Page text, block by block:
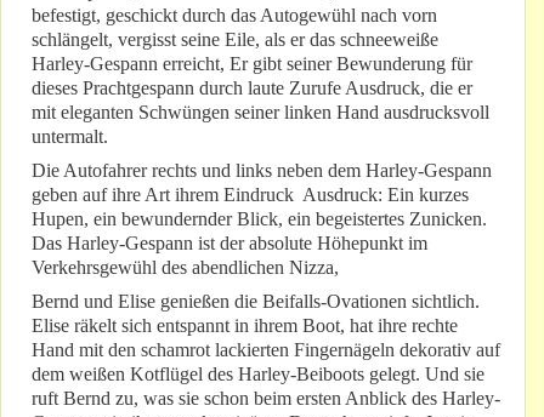
befestigt, geschickt durch das Autogewühl nach vorn
schlängelt, vergisst seine Eile, als er das schneeweiße
Harley-Gespann erreicht, Er gibt seiner Bewunderung für
dieses Prachtgespann durch laute Zurufe Ausdruck, die er
mit eleganten Schwüngen seiner linken Hand ausdrucksvoll
untermalt.
Die Autofahrer rechts und links neben dem Harley-Gespann
geben auf ihre Art ihrem Eindruck Ausdruck: Ein kurzes
Hupen, ein bewundernder Blick, ein begeistertes Zunicken.
Das Harley-Gespann ist der absolute Höhepunkt im
Verkehrsgewühl des abendlichen Nizza,
Bernd und Elise genießen die Beifalls-Ovationen sichtlich.
Elise räkelt sich entspannt in ihrem Boot, hat ihre rechte
Hand mit den schamrot lackierten Fingernägeln dekorativ auf
dem weißen Kotflügel des Harley-Beiboots gelegt. Und sie
ruft Bernd zu, was sie schon beim ersten Anblick des Harley-